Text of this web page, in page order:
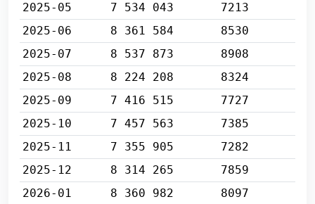
2025-05
7 534 043
7213
2025-06
8 361 584
8530
2025-07
8 537 873
8908
2025-08
8 224 208
8324
2025-09
7 416 515
7727
2025-10
7 457 563
7385
2025-11
7 355 905
7282
2025-12
8 314 265
7859
2026-01
8 360 982 8097